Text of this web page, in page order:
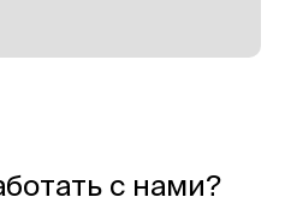
с нами?